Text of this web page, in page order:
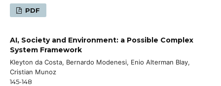
PDF
AI, Society and Environment: a Possible Complex
System Framework
Kleyton da Costa, Bernardo Modenesi, Enio Alterman Blay,
Cristian Munoz
145-148